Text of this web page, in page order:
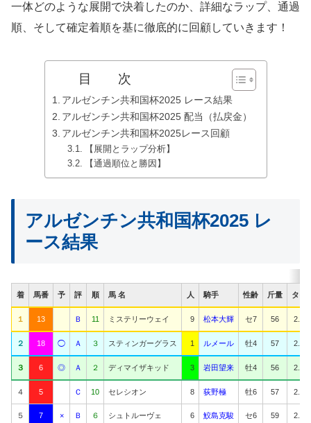
一体どのような展開で決着したのか、詳細なラップ、通過
順、そして確定着順を基に徹底的に回顧していきます！
目 次
アルゼンチン共和国杯2025 レース結果
アルゼンチン共和国杯2025 配当（払戻金）
アルゼンチン共和国杯2025レース回顧
【展開とラップ分析】
【通過順位と勝因】
アルゼンチン共和国杯2025 レ
ース結果
着 馬番 予 評 順 馬 名 人 騎手 性齢 斤量 タイ
１ 13 Ｂ 11 ミステリーウェイ 9 松本大輝 セ7 56
２ 18 ◯ Ａ ３ スティンガーグラス 1 ルメール 牡4 57
３ 6 ◎ Ａ ２ ディマイザキッド 3 岩田望来 牡4 56
４ 5 Ｃ 10 セレシオン 8 荻野極 牡6 57
５ 7 × Ｂ ６ シュトルーヴェ 6 鮫島克駿 セ6 59